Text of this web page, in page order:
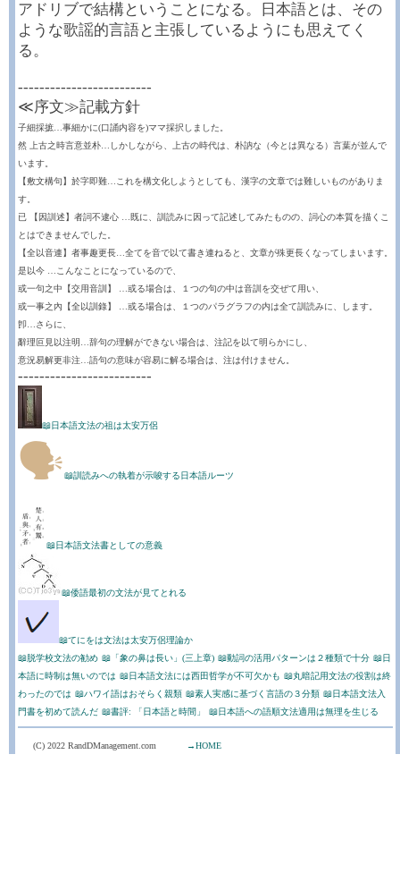
アドリブで結構ということになる。日本語とは、その
ような歌謡的言語と主張しているようにも思えてく
る。
-------------------------
≪序文≫記載方針
子細採摭…事細かに(口誦内容を)ママ採択しました。
然 上古之時言意並朴…しかしながら、上古の時代は、朴訥な（今とは異なる）言葉が並んで
います。
【敷文構句】於字即難…これを構文化しようとしても、漢字の文章では難しいものがありま
す。
已 【因訓述】者詞不逮心 …既に、訓読みに因って記述してみたものの、詞心の本質を描くこ
とはできませんでした。
【全以音連】者事趣更長…全てを音で以て書き連ねると、文章が殊更長くなってしまいます。
是以今 …こんなことになっているので、
或一句之中【交用音訓】 …或る場合は、１つの句の中は音訓を交ぜて用い、
或一事之內【全以訓錄】 …或る場合は、１つのパラグラフの内は全て訓読みに、します。
卽…さらに、
辭理叵見以注明…辞句の理解ができない場合は、注記を以て明らかにし、
意況易解更非注…語句の意味が容易に解る場合は、注は付けません。
-------------------------
📖日本語文法の祖は太安万侶
🗣📖訓読みへの執着が示唆する日本語ルーツ
📖日本語文法書としての意義
📖倭語最初の文法が見てとれる
📖てにをは文法は太安万侶理論か
📖脱学校文法の勧め 📖「象の鼻は長い」(三上章) 📖動詞の活用パターンは２種類で十分 📖日
本語に時制は無いのでは 📖日本語文法には西田哲学が不可欠かも 📖丸暗記用文法の役割は終
わったのでは 📖ハワイ語はおそらく親類 📖素人実感に基づく言語の３分類 📖日本語文法入
門書を初めて読んだ 📖書評: 「日本語と時間」 📖日本語への語順文法適用は無理を生じる
(C) 2022 RandDManagement.com →HOME